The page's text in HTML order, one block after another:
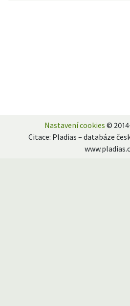
Nastavení cookies ©
Citace: Pladias – databáze